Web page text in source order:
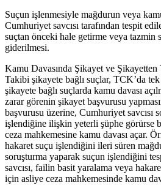
Suçun işlenmesiyle mağdurun veya
Cumhuriyet savcısı tarafından tespit
suçtan önceki hale getirme veya tazmin
giderilmesi.
Kamu Davasında Şikayet ve Şikayetten
Takibi şikayete bağlı suçlar, TCK’da tek
şikayete bağlı suçlarda kamu davası
zarar görenin şikayet başvurusu
başvurusu üzerine, Cumhuriyet savcısı
işlendiğine ilişkin yeterli şüphe görürse
ceza mahkemesine kamu davası açar.
hakaret suçu işlendiğini ileri süren
soruşturma yaparak suçun işlendiğini
savcısı, failin basit yaralama veya
için asliye ceza mahkemesinde kamu